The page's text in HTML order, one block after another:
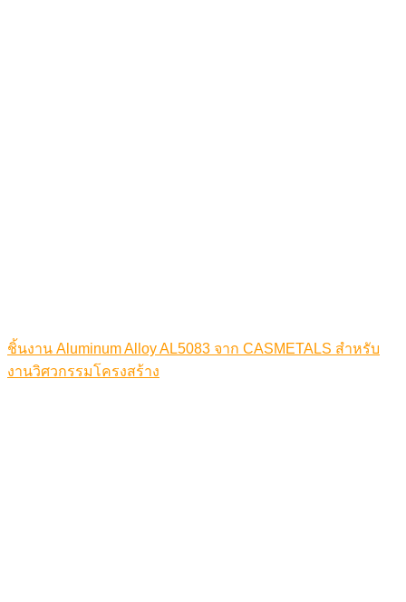
ชิ้นงาน Aluminum Alloy AL5083 จาก CASMETALS สำหรับ
งานวิศวกรรมโครงสร้าง